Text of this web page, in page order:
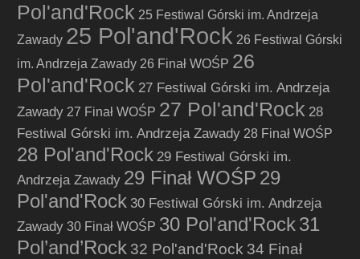
Pol'and'Rock 25 Festiwal Górski im. Andrzeja
Zawady 25 Pol'and'Rock 26 Festiwal Górski
im. Andrzeja Zawady 26 Finał WOŚP 26
Pol'and'Rock 27 Festiwal Górski im. Andrzeja
Zawady 27 Finał WOŚP 27 Pol'and'Rock 28
Festiwal Górski im. Andrzeja Zawady 28 Finał WOŚP
28 Pol'and'Rock 29 Festiwal Górski im.
Andrzeja Zawady 29 Finał WOŚP 29
Pol'and'Rock 30 Festiwal Górski im. Andrzeja
Zawady 30 Finał WOŚP 30 Pol'and'Rock31
Pol’and’Rock 32 Pol'and'Rock 34 Finał